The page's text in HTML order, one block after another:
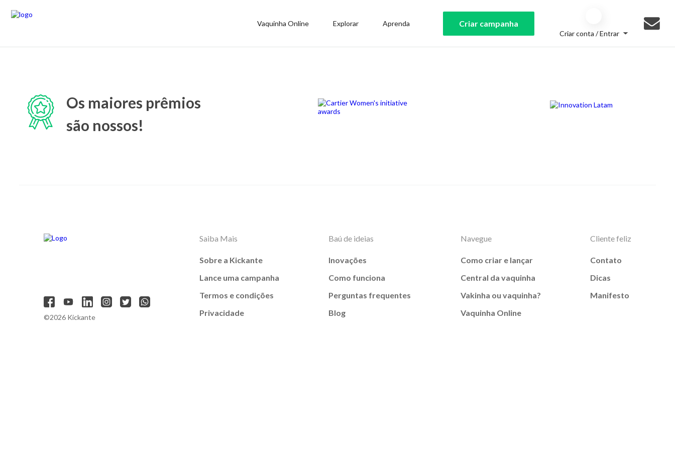
Vaquinha Online Explorar Aprenda Criar campanha
Criar conta / Entrar
Os maiores prêmios
são nossos!
©2026 Kickante
Saiba Mais
Sobre a Kickante
Lance uma campanha
Termos e condições
Privacidade
Baú de ideias
Inovações
Como funciona
Perguntas frequentes
Blog
Navegue
Como criar e lançar
Central da vaquinha
Vakinha ou vaquinha?
Vaquinha Online
Cliente feliz
Contato
Dicas
Manifesto